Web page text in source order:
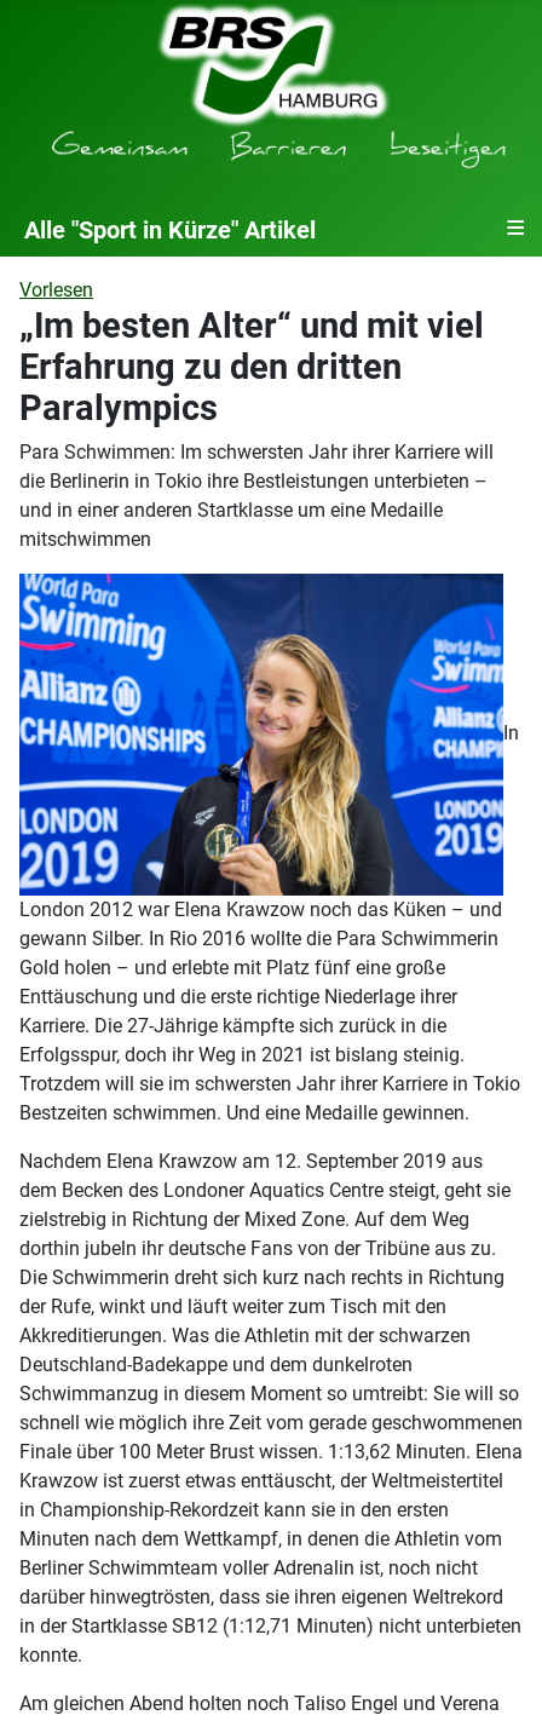
Alle "Sport in Kürze" Artikel ≡
Vorlesen
„Im besten Alter“ und mit viel
Erfahrung zu den dritten
Paralympics
Para Schwimmen: Im schwersten Jahr ihrer Karriere will
die Berlinerin in Tokio ihre Bestleistungen unterbieten –
und in einer anderen Startklasse um eine Medaille
mitschwimmen
In
London 2012 war Elena Krawzow noch das Küken – und
gewann Silber. In Rio 2016 wollte die Para Schwimmerin
Gold holen – und erlebte mit Platz fünf eine große
Enttäuschung und die erste richtige Niederlage ihrer
Karriere. Die 27-Jährige kämpfte sich zurück in die
Erfolgsspur, doch ihr Weg in 2021 ist bislang steinig.
Trotzdem will sie im schwersten Jahr ihrer Karriere in Tokio
Bestzeiten schwimmen. Und eine Medaille gewinnen.
Nachdem Elena Krawzow am 12. September 2019 aus
dem Becken des Londoner Aquatics Centre steigt, geht sie
zielstrebig in Richtung der Mixed Zone. Auf dem Weg
dorthin jubeln ihr deutsche Fans von der Tribüne aus zu.
Die Schwimmerin dreht sich kurz nach rechts in Richtung
der Rufe, winkt und läuft weiter zum Tisch mit den
Akkreditierungen. Was die Athletin mit der schwarzen
Deutschland-Badekappe und dem dunkelroten
Schwimmanzug in diesem Moment so umtreibt: Sie will so
schnell wie möglich ihre Zeit vom gerade geschwommenen
Finale über 100 Meter Brust wissen. 1:13,62 Minuten. Elena
Krawzow ist zuerst etwas enttäuscht, der Weltmeistertitel
in Championship-Rekordzeit kann sie in den ersten
Minuten nach dem Wettkampf, in denen die Athletin vom
Berliner Schwimmteam voller Adrenalin ist, noch nicht
darüber hinwegtrösten, dass sie ihren eigenen Weltrekord
in der Startklasse SB12 (1:12,71 Minuten) nicht unterbieten
konnte.
Am gleichen Abend holten noch Taliso Engel und Verena